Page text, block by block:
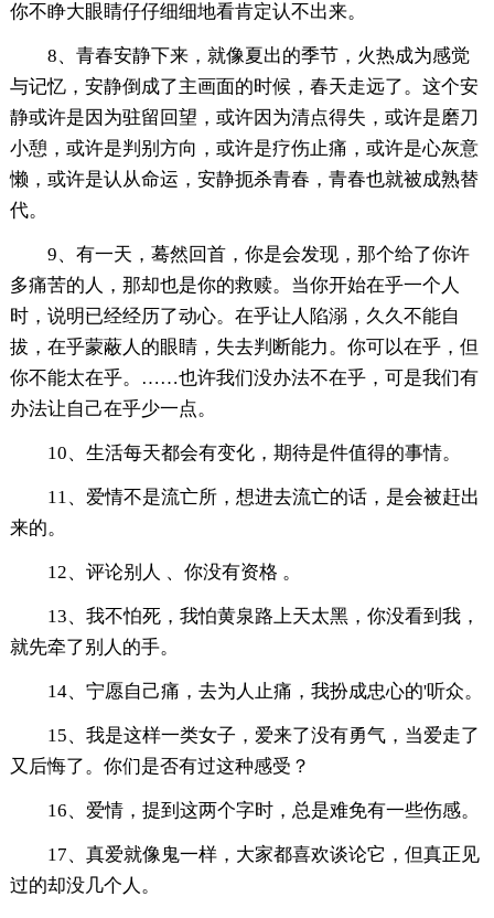
你不睁大眼睛仔仔细细地看肯定认不出来。
8、青春安静下来，就像夏出的季节，火热成为感觉
与记忆，安静倒成了主画面的时候，春天走远了。这个安
静或许是因为驻留回望，或许因为清点得失，或许是磨刀
小憩，或许是判别方向，或许是疗伤止痛，或许是心灰意
懒，或许是认从命运，安静扼杀青春，青春也就被成熟替
代。
9、有一天，蓦然回首，你是会发现，那个给了你许
多痛苦的人，那却也是你的救赎。当你开始在乎一个人
时，说明已经经历了动心。在乎让人陷溺，久久不能自
拔，在乎蒙蔽人的眼睛，失去判断能力。你可以在乎，但
你不能太在乎。……也许我们没办法不在乎，可是我们有
办法让自己在乎少一点。
10、生活每天都会有变化，期待是件值得的事情。
11、爱情不是流亡所，想进去流亡的话，是会被赶出
来的。
12、评论别人 、你没有资格 。
13、我不怕死，我怕黄泉路上天太黑，你没看到我，
就先牵了别人的手。
14、宁愿自己痛，去为人止痛，我扮成忠心的'听众。
15、我是这样一类女子，爱来了没有勇气，当爱走了
又后悔了。你们是否有过这种感受？
16、爱情，提到这两个字时，总是难免有一些伤感。
17、真爱就像鬼一样，大家都喜欢谈论它，但真正见
过的却没几个人。